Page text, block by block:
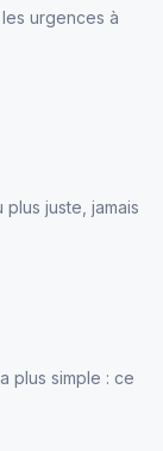
urgences à
juste, jamais
plus simple : ce